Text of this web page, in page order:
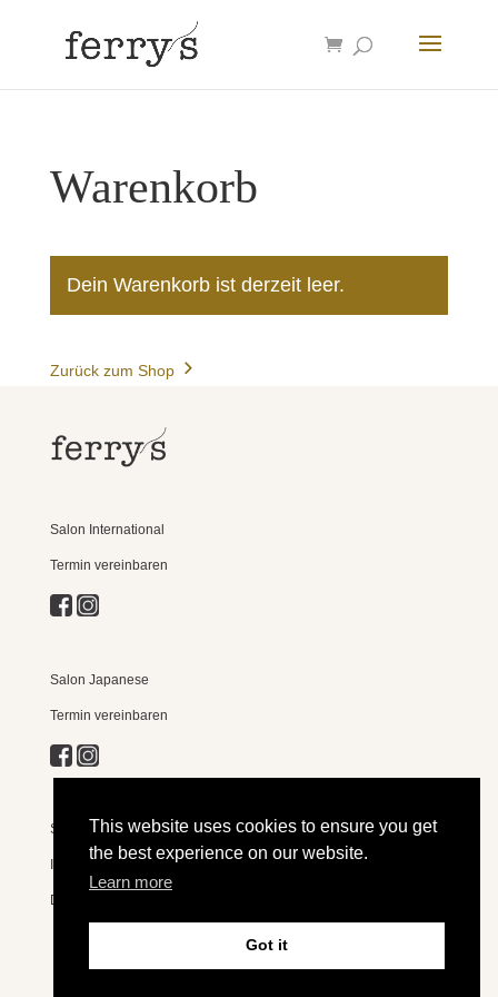
Warenkorb
Dein Warenkorb ist derzeit leer.
Zurück zum Shop
Salon International
Termin vereinbaren
Salon Japanese
Termin vereinbaren
Shop
Impressum
Datenschutzerklärung
This website uses cookies to ensure you get
the best experience on our website.
Learn more
Got it